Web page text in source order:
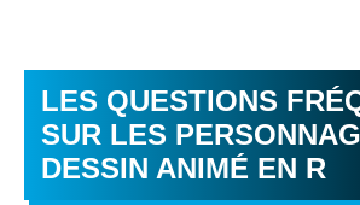
LES QUESTIONS
SUR LES
DESSIN ANIMÉ EN R